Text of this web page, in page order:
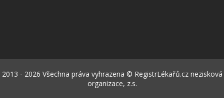
2013 - 2026 Všechna práva vyhrazena © RegistrLékařů.cz nezisková
organizace, z.s.